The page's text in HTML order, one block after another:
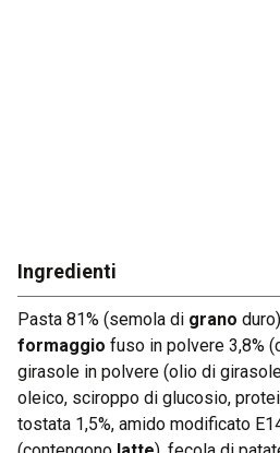
Produzione
News
Ingredienti
Pasta 81% (semola di grano
formaggio fuso in polvere 3,8%
girasole in polvere (olio di
oleico, sciroppo di glucosio,
tostata 1,5%, amido modificato